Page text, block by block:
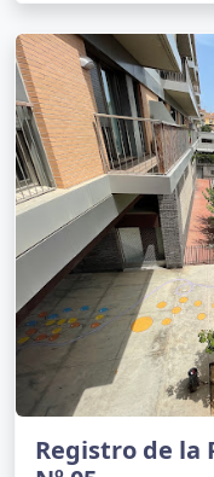
Registro de la